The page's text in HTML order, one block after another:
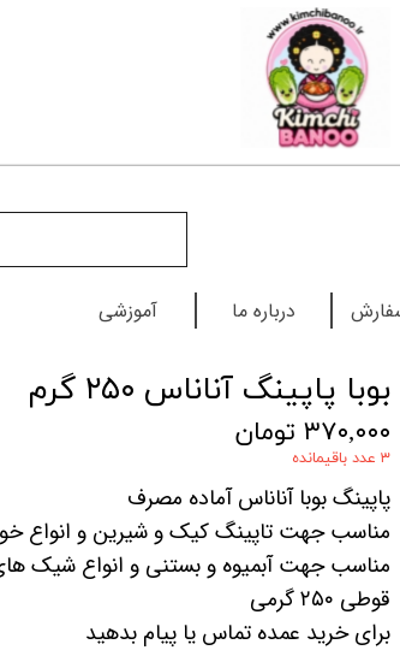
درباره ما آموزشی
بوبا پاپینگ آناناس ۲۵۰ گرم
۳۷۰,۰۰۰ تومان
۳ عدد باقیمانده
پاپینگ بوبا آناناس آماده مصرف
مناسب جهت تاپینگ کیک و شیرین و انواع
مناسب جهت آبمیوه و بستنی و انواع شیک
قوطی ۲۵۰ گرمی
برای خرید عمده تماس یا پیام بدهید